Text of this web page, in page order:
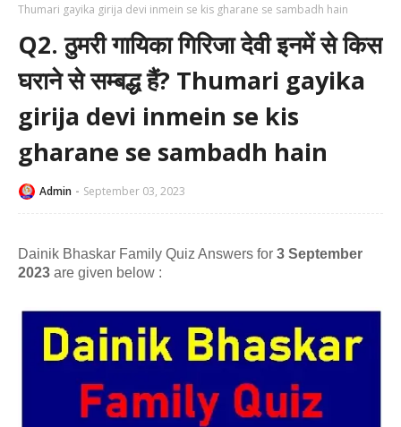
Thumari gayika girija devi inmein se kis gharane se sambadh hain
Q2. ठुमरी गायिका गिरिजा देवी इनमें से किस
घराने से सम्बद्ध हैं? Thumari gayika
girija devi inmein se kis
gharane se sambadh hain
Admin September 03, 2023
Dainik Bhaskar Family Quiz Answers for 3 September
2023 are given below :